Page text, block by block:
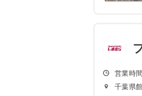
営業時
千葉県